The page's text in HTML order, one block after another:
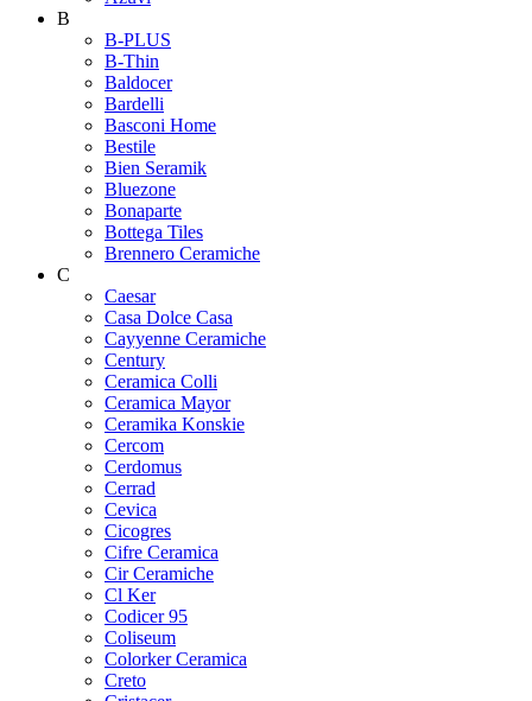
B
B-PLUS
B-Thin
Baldocer
Bardelli
Basconi Home
Bestile
Bien Seramik
Bluezone
Bonaparte
Bottega Tiles
Brennero Ceramiche
C
Caesar
Casa Dolce Casa
Cayyenne Ceramiche
Century
Ceramica Colli
Ceramica Mayor
Ceramika Konskie
Cercom
Cerdomus
Cerrad
Cevica
Cicogres
Cifre Ceramica
Cir Ceramiche
Cl Ker
Codicer 95
Coliseum
Colorker Ceramica
Creto